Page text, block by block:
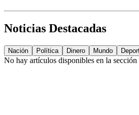
Noticias Destacadas
Nación Política Dinero Mundo
No hay artículos disponibles en la sección